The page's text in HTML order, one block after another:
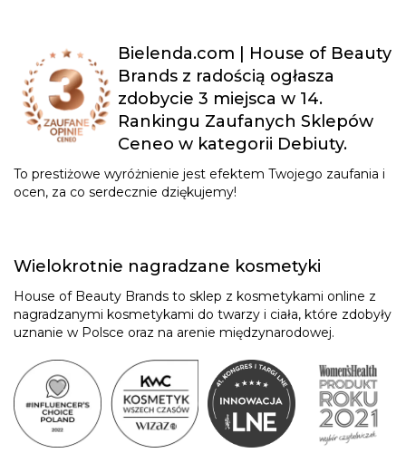
Bielenda.com | House of Beauty
Brands z radością ogłasza
zdobycie 3 miejsca w 14.
Rankingu Zaufanych Sklepów
Ceneo w kategorii Debiuty.
To prestiżowe wyróżnienie jest efektem Twojego zaufania i
ocen, za co serdecznie dziękujemy!
Wielokrotnie nagradzane kosmetyki
House of Beauty Brands to sklep z kosmetykami online z
nagradzanymi kosmetykami do twarzy i ciała, które zdobyły
uznanie w Polsce oraz na arenie międzynarodowej.